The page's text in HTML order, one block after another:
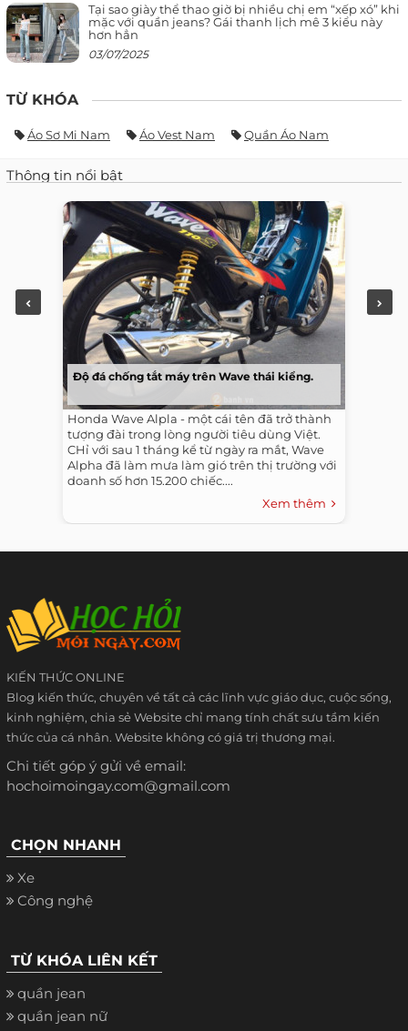
Tại sao giày thể thao giờ bị nhiều chị em “xếp xó” khi
mặc với quần jeans? Gái thanh lịch mê 3 kiểu này
hơn hẳn
03/07/2025
TỪ KHÓA
Áo Sơ Mi Nam Áo Vest Nam Quần Áo Nam
Thông tin nổi bật
Độ đá chống tắt máy trên Wave thái kiểng.
Honda Wave Alpla - một cái tên đã trở thành
tượng đài trong lòng người tiêu dùng Việt.
CHỉ với sau 1 tháng kể từ ngày ra mắt, Wave
Alpha đã làm mưa làm gió trên thị trường với
doanh số hơn 15.200 chiếc....
Xem thêm
KIẾN THỨC ONLINE
Blog kiến thức, chuyên về tất cả các lĩnh vực giáo dục, cuộc sống,
kinh nghiệm, chia sẻ Website chỉ mang tính chất sưu tầm kiến
thức của cá nhân. Website không có giá trị thương mại.
Chi tiết góp ý gửi về email:
hochoimoingay.com@gmail.com
CHỌN NHANH
Xe
Công nghệ
TỪ KHÓA LIÊN KẾT
quần jean
quần jean nữ